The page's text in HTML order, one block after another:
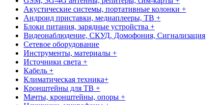
Акустические системы, портативные колонки +
Андроид приставки, медиаплееры, ТВ +
Блоки питания, зарядные устройства +
Видеонаблюдение, СКУД, Домофония, Сигнализация
Сетевое оборудование
Инструменты, материалы +
Источники света +
Кабель +
Климатическая техника+
Кронштейны для ТВ +
Мачты, кронштейны, опоры +